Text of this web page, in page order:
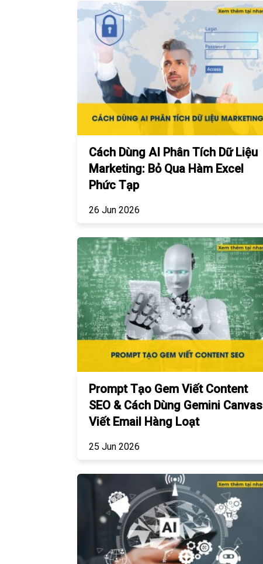
Cách Dùng AI Phân Tích Dữ Liệu
Marketing: Bỏ Qua Hàm Excel
Phức Tạp
26 Jun 2026
Prompt Tạo Gem Viết Content
SEO & Cách Dùng Gemini Canvas
Viết Email Hàng Loạt
25 Jun 2026